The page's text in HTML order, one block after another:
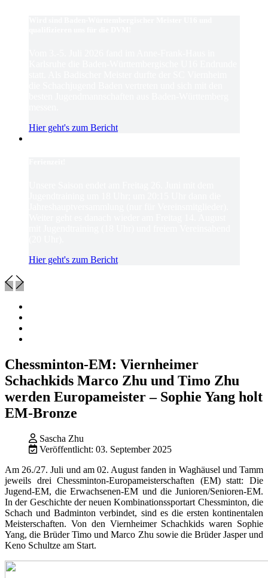
Hier geht's zum Bericht
Hier geht's zum Bericht
Chessminton-EM: Viernheimer
Schachkids Marco Zhu und Timo Zhu
werden Europameister – Sophie Yang holt
EM-Bronze
Sascha Zhu
Veröffentlicht: 03. September 2025
Am 26./27. Juli und am 02. August fanden in Waghäusel und Tamm
jeweils drei Chessminton-Europameisterschaften (EM) statt: Die
Jugend-EM, die Erwachsenen-EM und die Junioren/Senioren-EM.
In der Geschichte der neuen Kombinationssportart Chessminton, die
Schach und Badminton verbindet, sind es die ersten kontinentalen
Meisterschaften. Von den Viernheimer Schachkids waren Sophie
Yang, die Brüder Timo und Marco Zhu sowie die Brüder Jasper und
Keno Schultze am Start.